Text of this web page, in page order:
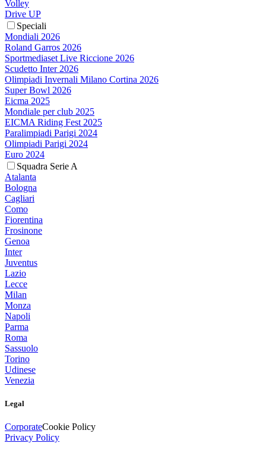
Volley
Drive UP
Speciali
Mondiali 2026
Roland Garros 2026
Sportmediaset Live Riccione 2026
Scudetto Inter 2026
Olimpiadi Invernali Milano Cortina 2026
Super Bowl 2026
Eicma 2025
Mondiale per club 2025
EICMA Riding Fest 2025
Paralimpiadi Parigi 2024
Olimpiadi Parigi 2024
Euro 2024
Squadra Serie A
Atalanta
Bologna
Cagliari
Como
Fiorentina
Frosinone
Genoa
Inter
Juventus
Lazio
Lecce
Milan
Monza
Napoli
Parma
Roma
Sassuolo
Torino
Udinese
Venezia
Legal
CorporateCookie Policy
Privacy Policy